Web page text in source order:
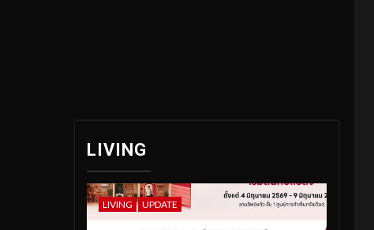
LIVING
LIVING UPDATE